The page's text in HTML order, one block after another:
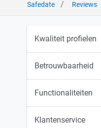
Safedate Reviews
Kwaliteit profielen
Betrouwbaarheid
Functionaliteiten
Klantenservice